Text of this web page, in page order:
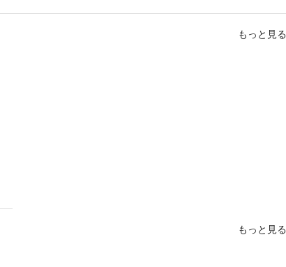
もっと見る
もっと見る